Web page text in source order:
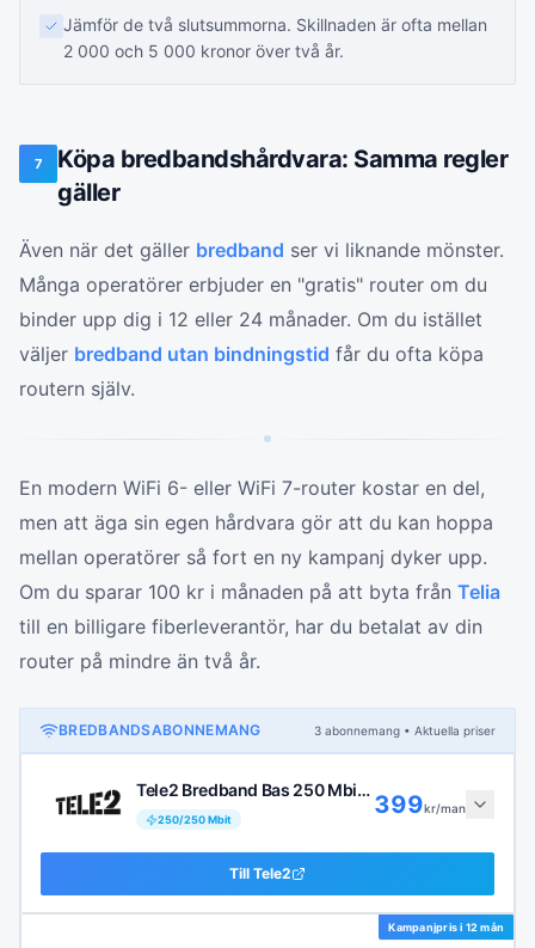
Jämför de två slutsummorna. Skillnaden är ofta mellan
2 000 och 5 000 kronor över två år.
7
Köpa bredbandshårdvara: Samma regler
gäller
Även när det gäller bredband ser vi liknande mönster.
Många operatörer erbjuder en "gratis" router om du
binder upp dig i 12 eller 24 månader. Om du istället
väljer bredband utan bindningstid får du ofta köpa
routern själv.
En modern WiFi 6- eller WiFi 7-router kostar en del,
men att äga sin egen hårdvara gör att du kan hoppa
mellan operatörer så fort en ny kampanj dyker upp.
Om du sparar 100 kr i månaden på att byta från Telia
till en billigare fiberleverantör, har du betalat av din
router på mindre än två år.
BREDBANDSABONNEMANG 3 abonnemang • Aktuella priser
Tele2 Bredband Bas 250 Mbit/s
250/250Mbit
399kr/man
Till Tele2
Kampanjpris i 12 mån